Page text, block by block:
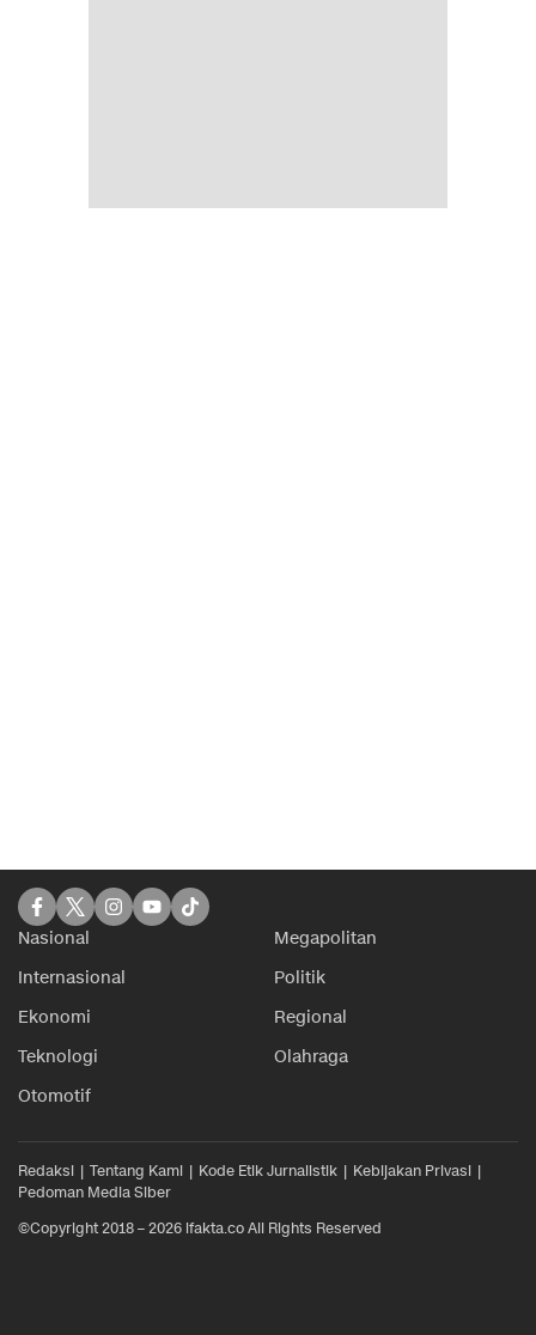
Nasional
Megapolitan
Internasional
Politik
Ekonomi
Regional
Teknologi
Olahraga
Otomotif
Redaksi Tentang Kami Kode Etik Jurnalistik
Kebijakan Privasi
Pedoman Media Siber
©Copyright 2018 – 2026 ifakta.co All Rights Reserved